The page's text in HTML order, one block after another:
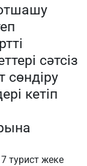
сәтсіз
сөндіру
кетіп
турист жеке